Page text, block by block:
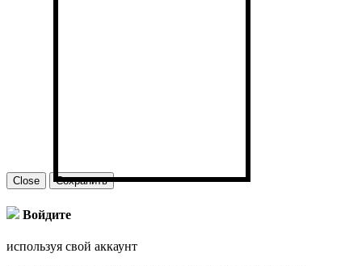
Close Сохранить
Войдите
используя свой аккаунт